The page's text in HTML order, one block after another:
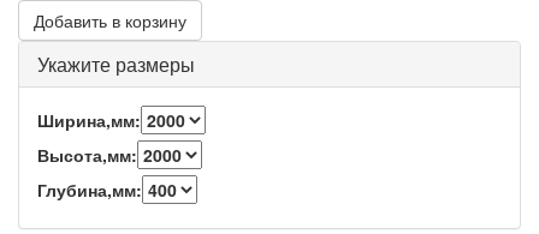
Добавить в корзину
Укажите размеры
Ширина,мм:
Высота,мм:
Глубина,мм: